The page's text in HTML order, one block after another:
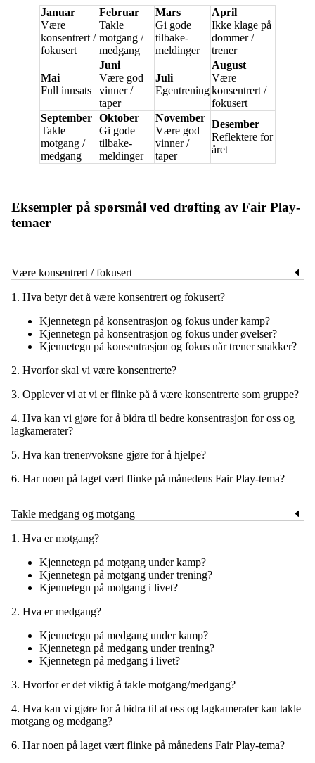
Januar
Være
konsentrert /
fokusert
Februar
Takle
motgang /
medgang
Mars
Gi gode
tilbake-
meldinger
April
Ikke klage på
dommer /
trener
Mai
Full innsats
Juni
Være god
vinner /
taper
Juli
Egentrening
August
Være
konsentrert /
fokusert
September
Takle
motgang /
medgang
Oktober
Gi gode
tilbake-
meldinger
November
Være god
vinner /
taper
Desember
Reflektere for
året
Eksempler på spørsmål ved drøfting av Fair Play-
temaer
Være konsentrert / fokusert
1. Hva betyr det å være konsentrert og fokusert?
Kjennetegn på konsentrasjon og fokus under kamp?
Kjennetegn på konsentrasjon og fokus under øvelser?
Kjennetegn på konsentrasjon og fokus når trener snakker?
2. Hvorfor skal vi være konsentrerte?
3. Opplever vi at vi er flinke på å være konsentrerte som gruppe?
4. Hva kan vi gjøre for å bidra til bedre konsentrasjon for oss og
lagkamerater?
5. Hva kan trener/voksne gjøre for å hjelpe?
6. Har noen på laget vært flinke på månedens Fair Play-tema?
Takle medgang og motgang
1. Hva er motgang?
Kjennetegn på motgang under kamp?
Kjennetegn på motgang under trening?
Kjennetegn på motgang i livet?
2. Hva er medgang?
Kjennetegn på medgang under kamp?
Kjennetegn på medgang under trening?
Kjennetegn på medgang i livet?
3. Hvorfor er det viktig å takle motgang/medgang?
4. Hva kan vi gjøre for å bidra til at oss og lagkamerater kan takle
motgang og medgang?
6. Har noen på laget vært flinke på månedens Fair Play-tema?